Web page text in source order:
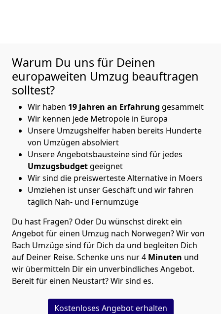
Warum Du uns für Deinen
europaweiten Umzug beauftragen
solltest?
Wir haben 19 Jahren an Erfahrung gesammelt
Wir kennen jede Metropole in Europa
Unsere Umzugshelfer haben bereits Hunderte
von Umzügen absolviert
Unsere Angebotsbausteine sind für jedes
Umzugsbudgetgeeignet
Wir sind die preiswerteste Alternative in Moers
Umziehen ist unser Geschäft und wir fahren
täglich Nah- und Fernumzüge
Du hast Fragen? Oder Du wünschst direkt ein
Angebot für einen Umzug nach Norwegen? Wir von
Bach Umzügesind für Dich da und begleiten Dich
auf Deiner Reise. Schenke uns nur4 Minuten und
wir übermitteln Dir ein unverbindliches Angebot.
Bereit für einen Neustart? Wir sind es.
Kostenloses Angebot erhalten